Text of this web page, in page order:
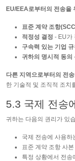
EU/EEA로부터의 전송을
표준 계약 조항
적정성 결정 - EU가
구속력 있는 기업 규
귀하의 명시적 동의
다른 지역으로부터의 전
한 기술적 및 조직적 조치
5.3 국제 전송
귀하는 다음의 권리가 있
국제 전송에 사용하
표준 계약 조항 사
특정 상황에서 전송